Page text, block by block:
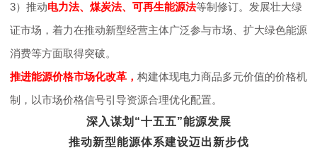
及
会
3）推动电力法、煤炭法、可再生能源法等制修订。发展壮大绿
证市场，着力在推动新型经营主体广泛参与市场、扩大绿色能源
消费等方面取得突破。
推进能源价格市场化改革， 构建体现电力商品多元价值的价格机
制，以市场价格信号引导资源合理优化配置。
深入谋划“十五五”能源发展
推动新型能源体系建设迈出新步伐